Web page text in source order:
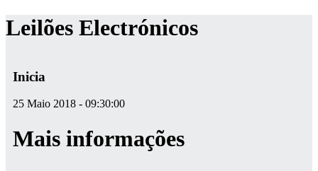
Leilões Electrónicos
Inicia
25 Maio 2018 - 09:30:00
Mais informações